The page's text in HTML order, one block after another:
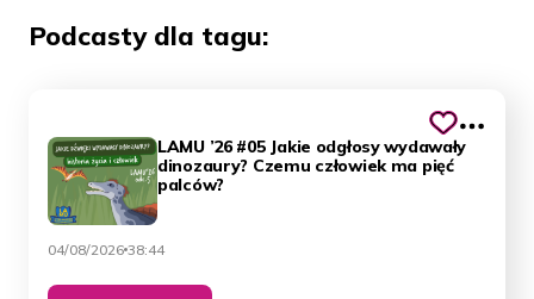
Podcasty dla tagu:
LAMU ’26 #05 Jakie odgłosy wydawały
dinozaury? Czemu człowiek ma pięć
palców?
04/08/2026 38:44